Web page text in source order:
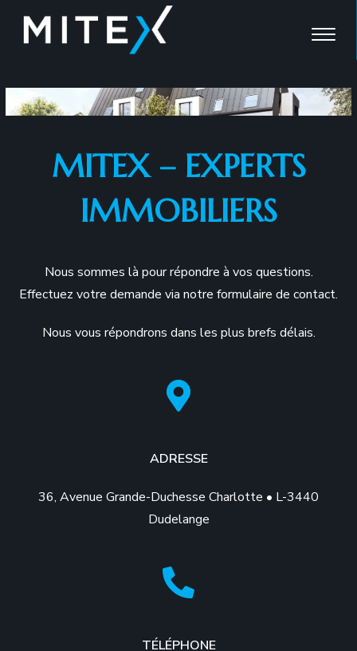
content
MITEX – EXPERTS
IMMOBILIERS
Nous sommes là pour répondre à vos questions.
Effectuez votre demande via notre formulaire de contact.
Nous vous répondrons dans les plus brefs délais.
ADRESSE
36, Avenue Grande-Duchesse Charlotte • L-3440
Dudelange
TÉLÉPHONE